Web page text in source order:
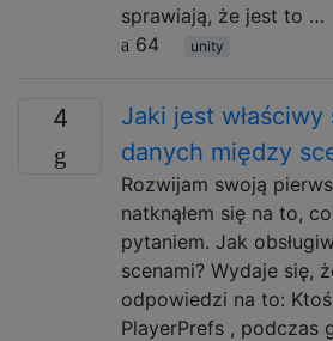
sprawiają, że jest to …
64
unity
4
Jaki jest właściwy
danych między
Rozwijam swoją
natknąłem się na to,
pytaniem. Jak
scenami? Wydaje się,
odpowiedzi na to:
PlayerPrefs , podczas